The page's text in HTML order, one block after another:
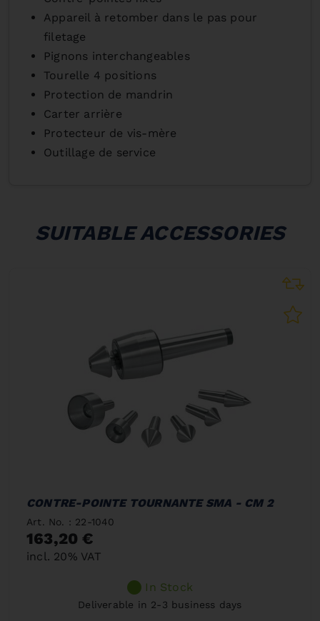
Appareil à retomber dans le pas pour
filetage
Pignons interchangeables
Tourelle 4 positions
Protection de mandrin
Carter arrière
Protecteur de vis-mère
Outillage de service
SUITABLE ACCESSORIES
CONTRE-POINTE TOURNANTE SMA - CM 2
Art. No. : 22-1040
163,20 €
incl. 20% VAT
In Stock
Deliverable in 2-3 business days